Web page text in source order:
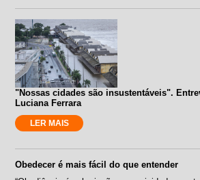
"Nossas cidades são insustentáveis".
Luciana Ferrara
LER MAIS
Obedecer é mais fácil do que entender